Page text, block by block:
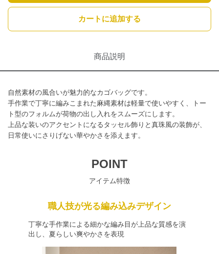
カートに追加する
商品説明
自然素材の風合いが魅力的なカゴバッグです。
手作業で丁寧に編みこまれた麻縄素材は軽量で使いやすく、トー
ト型のフォルムが荷物の出し入れをスムーズにします。
上品な装いのアクセントになるタッセル飾りと真珠風の装飾が、
日常使いにさりげない華やかさを添えます。
POINT
アイテム特徴
職人技が光る編み込みデザイン
丁寧な手作業による細かな編み目が上品な質感を演
出し、夏らしい爽やかさを表現